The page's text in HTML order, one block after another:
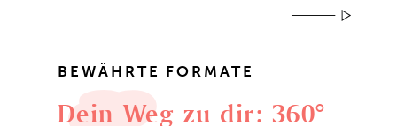
BEWÄHRTE FORMATE
Dein Weg zu dir: 360°